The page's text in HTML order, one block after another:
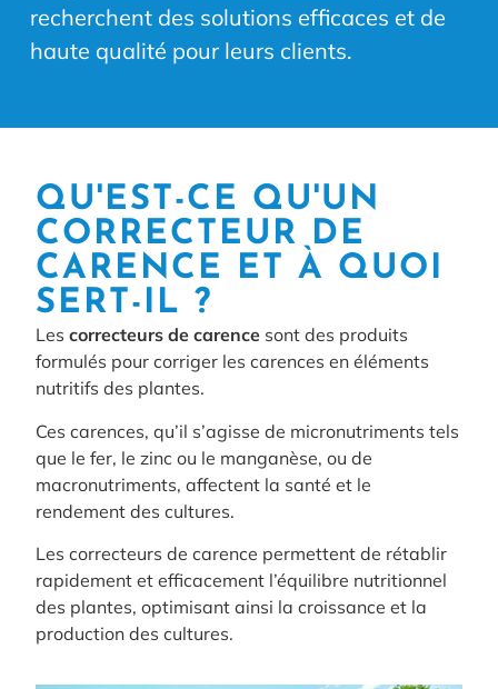
recherchent des solutions efficaces et de
haute qualité pour leurs clients.
QU'EST-CE QU'UN
CORRECTEUR DE
CARENCE ET À QUOI
SERT-IL ?
Lescorrecteurs de carence sont des produits
formulés pour corriger les carences en éléments
nutritifs des plantes.
Ces carences, qu’il s’agisse de micronutriments tels
que le fer, le zinc ou le manganèse, ou de
macronutriments, affectent la santé et le
rendement des cultures.
Les correcteurs de carence permettent de rétablir
rapidement et efficacement l’équilibre nutritionnel
des plantes, optimisant ainsi la croissance et la
production des cultures.